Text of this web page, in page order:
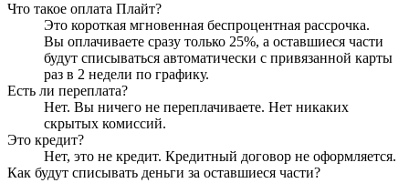
Что такое оплата Плайт?
Это короткая мгновенная беспроцентная рассрочка.
Вы оплачиваете сразу только 25%, а оставшиеся части
будут списываться автоматически с привязанной карты
раз в 2 недели по графику.
Есть ли переплата?
Нет. Вы ничего не переплачиваете. Нет никаких
скрытых комиссий.
Это кредит?
Нет, это не кредит. Кредитный договор не оформляется.
Как будут списывать деньги за оставшиеся части?